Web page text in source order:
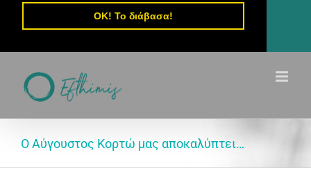
OK! Το διάβασα!
περιεχόμενο
Ο Αύγουστος Κορτώ μας αποκαλύπτει…